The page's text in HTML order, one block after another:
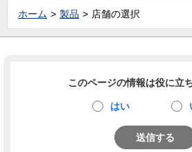
ホーム 製品 店舗の選択
このページの情報は役に立
はい
送信する